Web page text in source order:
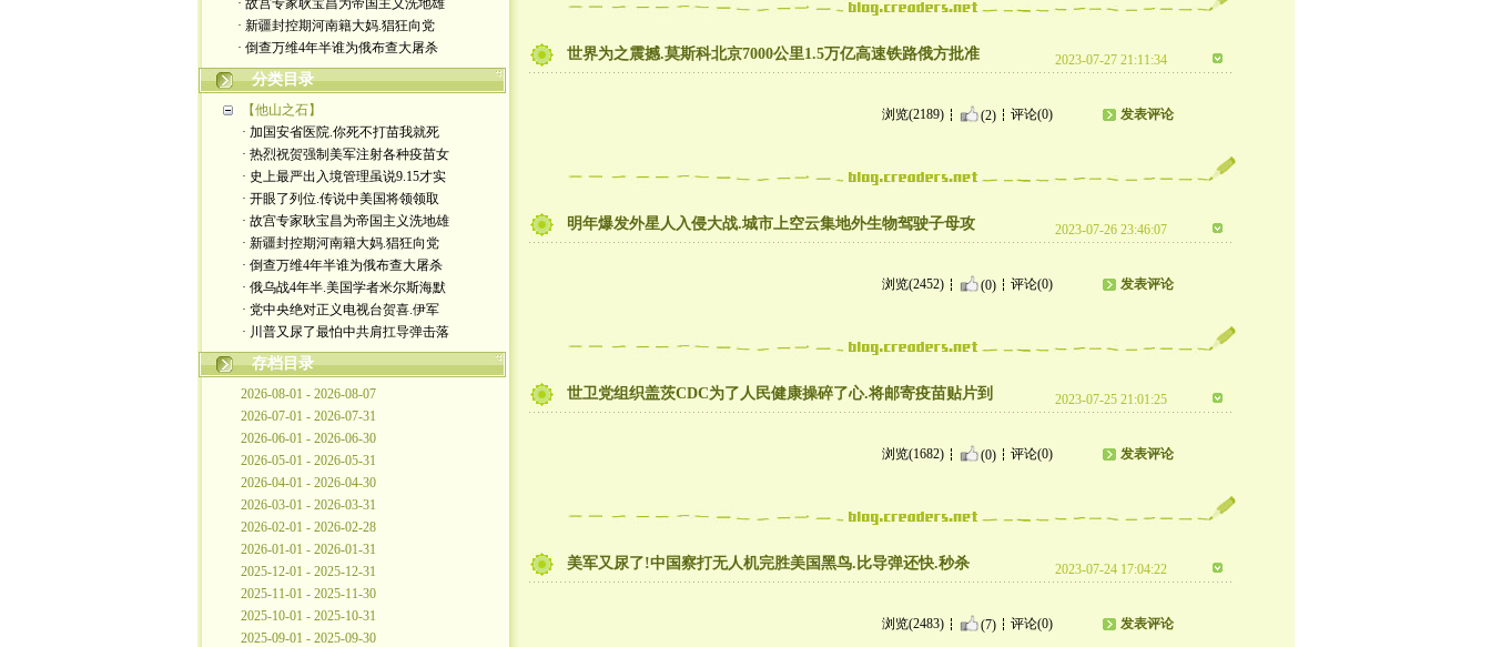
· 故宫专家耿宝昌为帝国主义洗地雄
· 新疆封控期河南籍大妈.猖狂向党
· 倒查万维4年半谁为俄布查大屠杀
分类目录
【他山之石】
· 加国安省医院.你死不打苗我就死
· 热烈祝贺强制美军注射各种疫苗女
· 史上最严出入境管理虽说9.15才实
· 开眼了列位.传说中美国将领领取
· 故宫专家耿宝昌为帝国主义洗地雄
· 新疆封控期河南籍大妈.猖狂向党
· 倒查万维4年半谁为俄布查大屠杀
· 俄乌战4年半.美国学者米尔斯海默
· 党中央绝对正义电视台贺喜.伊军
· 川普又尿了最怕中共肩扛导弹击落
存档目录
2026-08-01 - 2026-08-07
2026-07-01 - 2026-07-31
2026-06-01 - 2026-06-30
2026-05-01 - 2026-05-31
2026-04-01 - 2026-04-30
2026-03-01 - 2026-03-31
2026-02-01 - 2026-02-28
2026-01-01 - 2026-01-31
2025-12-01 - 2025-12-31
2025-11-01 - 2025-11-30
2025-10-01 - 2025-10-31
2025-09-01 - 2025-09-30
世界为之震撼.莫斯科北京7000公里1.5万亿高速铁路俄方批准 2023-07-27 21:11:34
浏览(2189) (2) 评论(0) 发表评论
明年爆发外星人入侵大战.城市上空云集地外生物驾驶子母攻 2023-07-26 23:46:07
浏览(2452) (0) 评论(0) 发表评论
世卫党组织盖茨CDC为了人民健康操碎了心.将邮寄疫苗贴片到 2023-07-25 21:01:25
浏览(1682) (0) 评论(0) 发表评论
美军又尿了!中国察打无人机完胜美国黑鸟.比导弹还快.秒杀 2023-07-24 17:04:22
浏览(2483) (7) 评论(0) 发表评论